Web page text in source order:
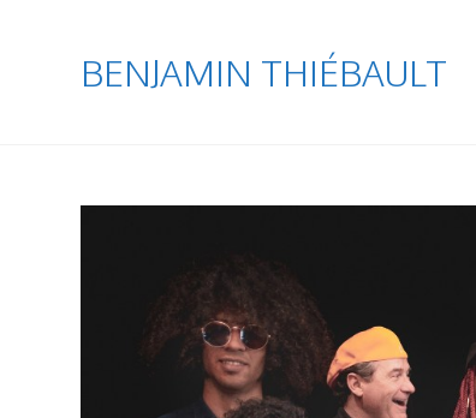
BENJAMIN THIÉBAULT